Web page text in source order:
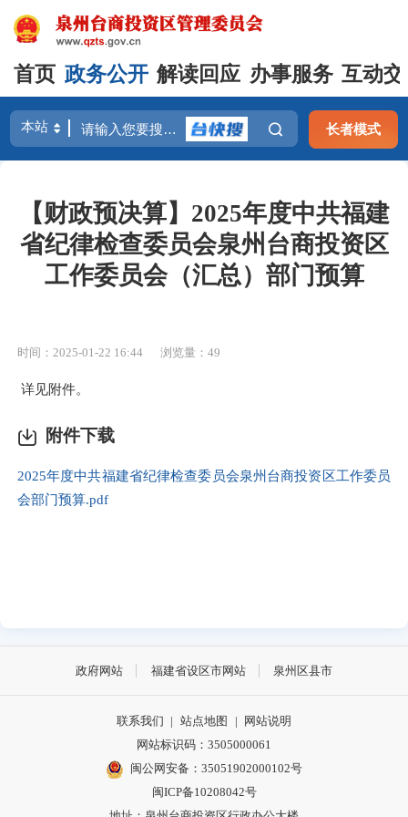
首页 政务公开 解读回应 办事服务 互动
长者模式
【财政预决算】2025年度中共福建
省纪律检查委员会泉州台商投资区
工作委员会（汇总）部门预算
时间：2025-01-22 16:44 浏览量： 49
详见附件。
附件下载
2025年度中共福建省纪律检查委员会泉州台商投资区工作委员
会部门预算.pdf
政府网站 福建省设区市网站 泉州区县市
联系我们 | 站点地图 |
网站说明
网站标识码：3505000061
闽公网安备：35051902000102号
闽ICP备10208042号